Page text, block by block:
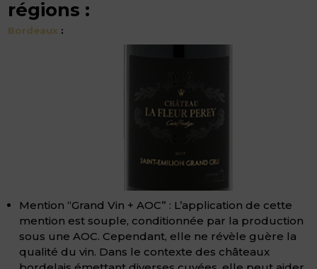
régions :
Bordeaux :
Mention “Grand Vin + AOC” : L’application de cette
mention est souple, conditionnée par la production
sous une AOC. Cependant, elle ne révèle guère la
qualité du vin. Dans le contexte des châteaux